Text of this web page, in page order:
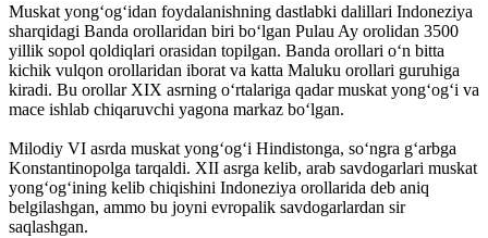
Muskat yongʻogʻidan foydalanishning dastlabki dalillari Indoneziya
sharqidagi Banda orollaridan biri boʻlgan Pulau Ay orolidan 3500
yillik sopol qoldiqlari orasidan topilgan. Banda orollari oʻn bitta
kichik vulqon orollaridan iborat va katta Maluku orollari guruhiga
kiradi. Bu orollar XIX asrning oʻrtalariga qadar muskat yongʻogʻi va
mace ishlab chiqaruvchi yagona markaz boʻlgan.
Milodiy VI asrda muskat yongʻogʻi Hindistonga, soʻngra gʻarbga
Konstantinopolga tarqaldi. XII asrga kelib, arab savdogarlari muskat
yongʻogʻining kelib chiqishini Indoneziya orollarida deb aniq
belgilashgan, ammo bu joyni evropalik savdogarlardan sir
saqlashgan.